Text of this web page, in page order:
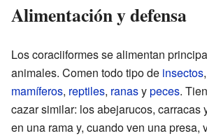
Alimentación y defensa
Los coraciiformes se alimentan
animales. Comen todo tipo de insectos
mamíferos, reptiles, ranasypeces.
cazar similar: los abejarucos, carracas
en una rama y, cuando ven una presa,